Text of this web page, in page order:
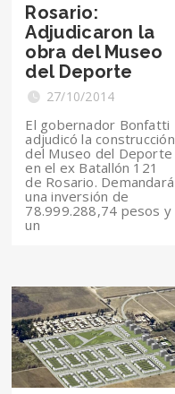
Rosario:
Adjudicaron la
obra del Museo
del Deporte
27/10/2014
El gobernador Bonfatti
adjudicó la construcción
del Museo del Deporte
en el ex Batallón 121
de Rosario. Demandará
una inversión de
78.999.288,74 pesos y
un